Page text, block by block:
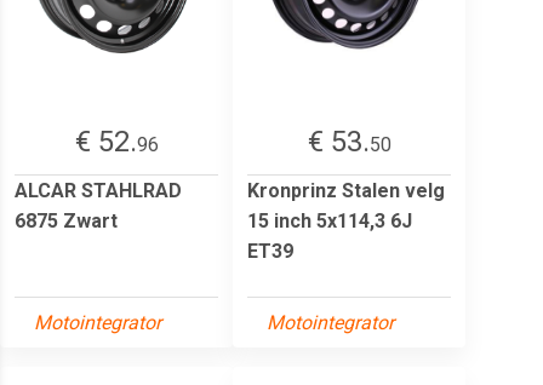
€ 52.96
ALCAR STAHLRAD
6875 Zwart
Motointegrator
€ 53.50
Kronprinz Stalen velg
15 inch 5x114,3 6J
ET39
Motointegrator